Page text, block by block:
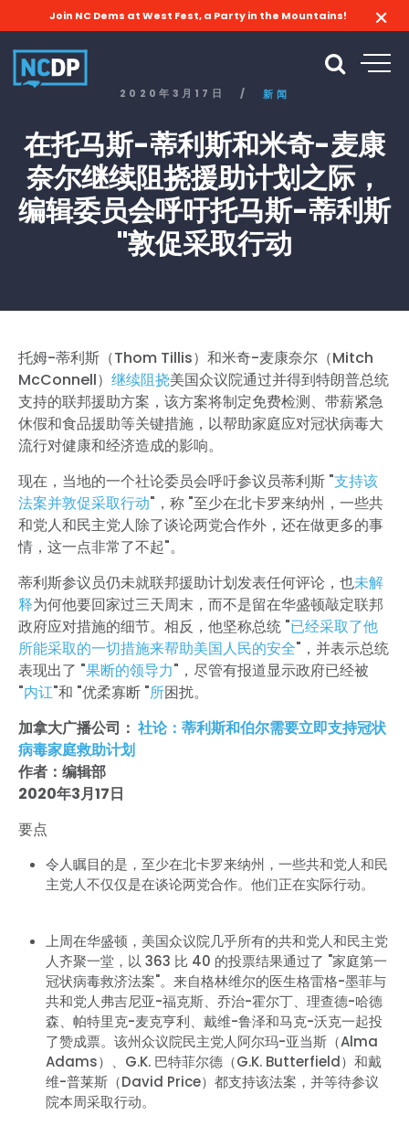
Join NC Dems at West Fest, a Party in the Mountains!
2020年3月17日 / 新闻
在托马斯-蒂利斯和米奇-麦康
奈尔继续阻挠援助计划之际，
编辑委员会呼吁托马斯-蒂利斯
"敦促采取行动
托姆-蒂利斯（Thom Tillis）和米奇-麦康奈尔（Mitch
McConnell） 继续阻挠美国众议院通过并得到特朗普总统
支持的联邦援助方案，该方案将制定免费检测、带薪紧急
休假和食品援助等关键措施，以帮助家庭应对冠状病毒大
流行对健康和经济造成的影响。
现在，当地的一个社论委员会呼吁参议员蒂利斯 "支持该
法案并敦促采取行动"，称 "至少在北卡罗来纳州，一些共
和党人和民主党人除了谈论两党合作外，还在做更多的事
情，这一点非常了不起"。
蒂利斯参议员仍未就联邦援助计划发表任何评论，也未解
释为何他要回家过三天周末，而不是留在华盛顿敲定联邦
政府应对措施的细节。相反，他坚称总统 "已经采取了他
所能采取的一切措施来帮助美国人民的安全"，并表示总统
表现出了 "果断的领导力"，尽管有报道显示政府已经被
"内讧"和 "优柔寡断 "所困扰。
加拿大广播公司： 社论：蒂利斯和伯尔需要立即支持冠状
病毒家庭救助计划
作者：编辑部
2020年3月17日
要点
令人瞩目的是，至少在北卡罗来纳州，一些共和党人和民
主党人不仅仅是在谈论两党合作。他们正在实际行动。
上周在华盛顿，美国众议院几乎所有的共和党人和民主党
人齐聚一堂，以 363 比 40 的投票结果通过了 "家庭第一
冠状病毒救济法案"。来自格林维尔的医生格雷格-墨菲与
共和党人弗吉尼亚-福克斯、乔治-霍尔丁、理查德-哈德
森、帕特里克-麦克亨利、戴维-鲁泽和马克-沃克一起投
了赞成票。该州众议院民主党人阿尔玛-亚当斯（Alma
Adams）、G.K. 巴特菲尔德（G.K. Butterfield）和戴
维-普莱斯（David Price）都支持该法案，并等待参议
院本周采取行动。